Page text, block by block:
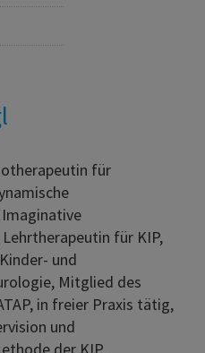
für
Lehrtherapeutin für KIP,
und
Mitglied des
in freier Praxis tätig,
und